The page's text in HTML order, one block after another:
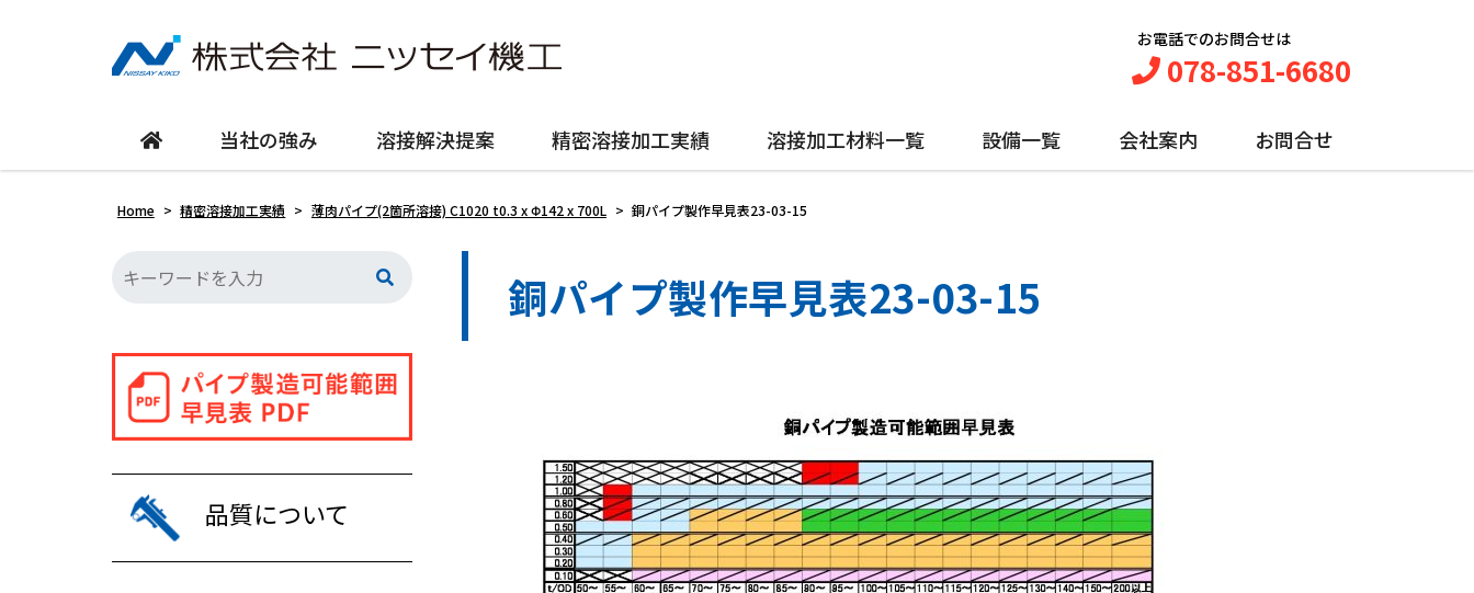
お電話でのお問合せは
078-851-6680
当社の強み 溶接解決提案 精密溶接加工実績 溶接加工材料一覧 設備一覧 会社案内 お問合せ
Home > 精密溶接加工実績 > 薄肉パイプ(2箇所溶接) C1020 t0.3 x Φ142 x 700L > 銅パイプ製作早見表23-03-15
銅パイプ製作早見表23-03-15
品質について